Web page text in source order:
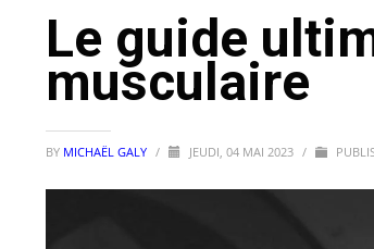
Le guide
musculaire
BY MICHAËL GALY / JEUDI, 04 MAI 2023 /